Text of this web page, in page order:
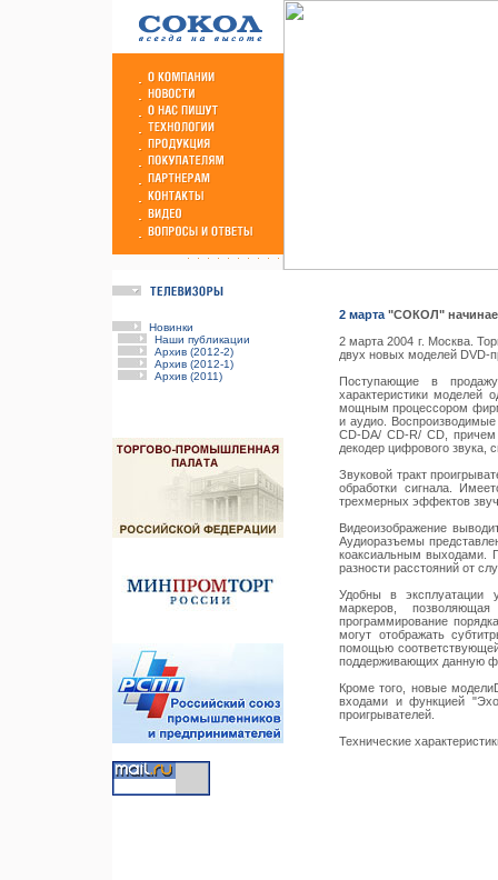
Новинки
Наши публикации
Архив (2012-2)
Архив (2012-1)
Архив (2011)
2 марта "СОКОЛ"
2 марта 2004 г. Москва.
двух новых моделей
Поступающие в
характеристики
мощным процессором
и аудио.
CD-DA/ CD-R/ CD,
декодер цифрового звука,
Звуковой тракт
обработки сигнала.
трехмерных эффектов
Видеоизображение
Аудиоразъемы
коаксиальным выходами.
разности расстояний от
Удобны в эксплуатации
маркеров,
программирование
могут отображать
помощью
поддерживающих данную
Кроме того, новые
входами и функцией
проигрывателей.
Технические